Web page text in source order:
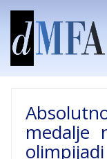
medalje
olimpijadi